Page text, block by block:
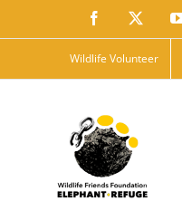
to
Facebook
Wildlife Volunteer